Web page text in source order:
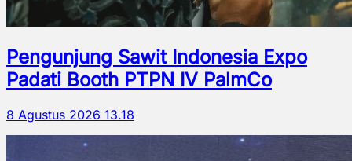
Pengunjung Sawit Indonesia Expo
Padati Booth PTPN IV PalmCo
8 Agustus 2026 13.18